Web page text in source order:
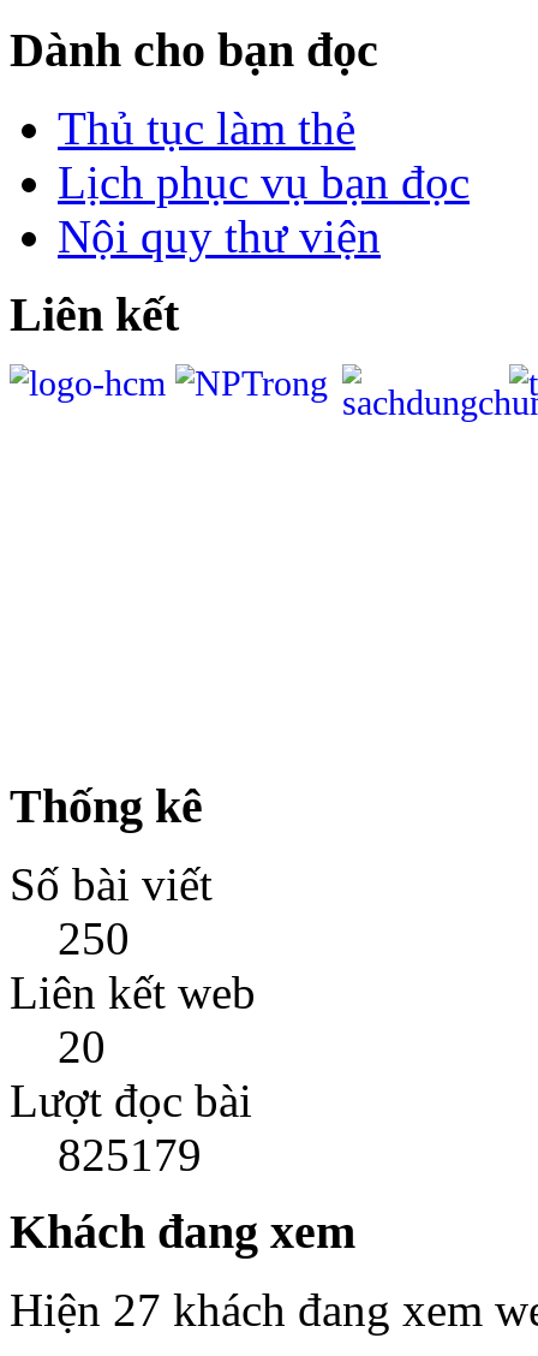
Dành cho bạn đọc
Thủ tục làm thẻ
Lịch phục vụ bạn đọc
Nội quy thư viện
Liên kết
Thống kê
Số bài viết
250
Liên kết web
20
Lượt đọc bài
825179
Khách đang xem
Hiện 27 khách đang xem